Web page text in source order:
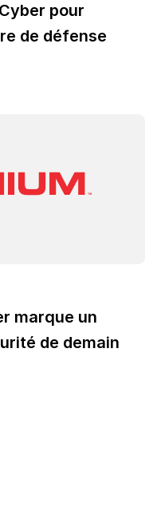
pour
de défense
marque un
de demain